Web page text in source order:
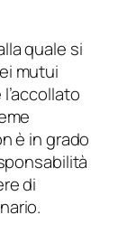
quale si
mutui
è in grado
di